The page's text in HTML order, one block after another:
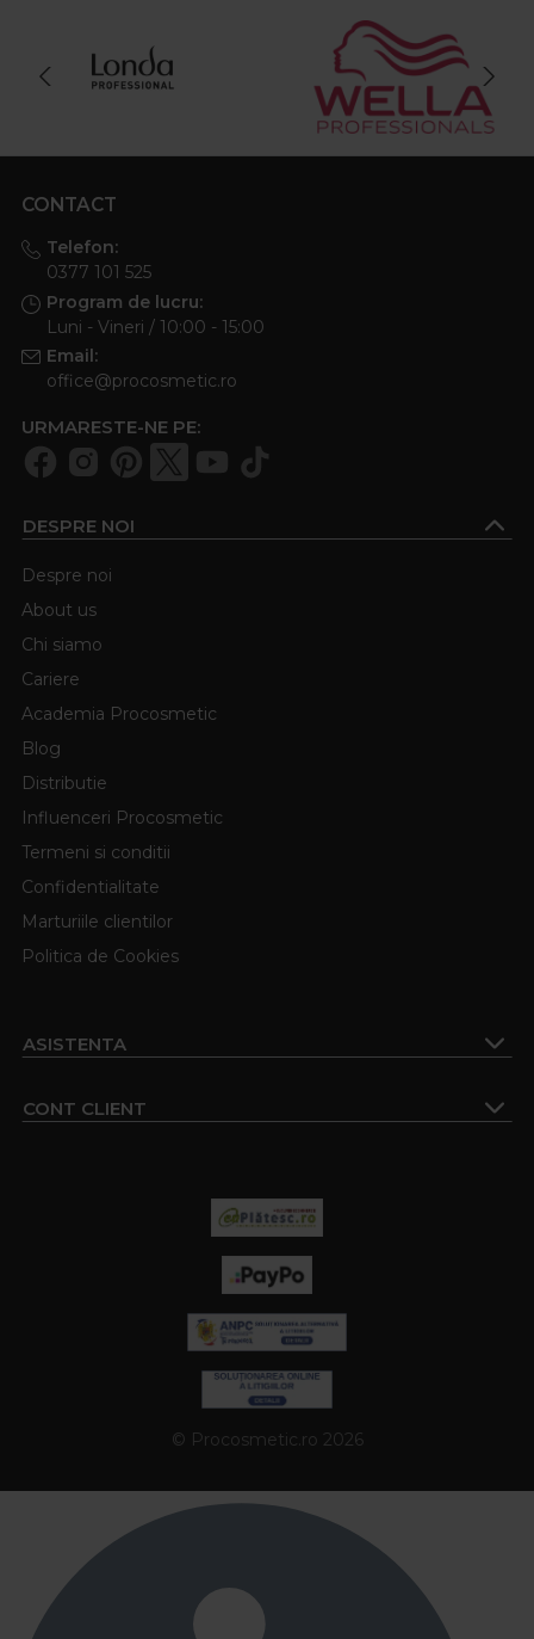
CONTACT
Telefon:
0377 101 525
Program de lucru:
Luni - Vineri / 10:00 - 15:00
Email:
office@procosmetic.ro
URMARESTE-NE PE:
DESPRE NOI
Despre noi
About us
Chi siamo
Cariere
Academia Procosmetic
Blog
Distributie
Influenceri Procosmetic
Termeni si conditii
Confidentialitate
Marturiile clientilor
Politica de Cookies
ASISTENTA
CONT CLIENT
© Procosmetic.ro 2026